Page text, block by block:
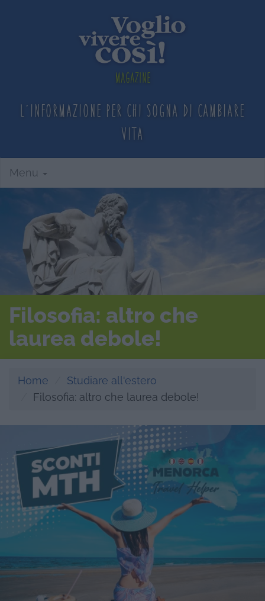
Magazine
L'informazione per chi sogna di cambiare
vita
Menu
Filosofia: altro che
laurea debole!
Home
Studiare all'estero
Filosofia: altro che laurea debole!